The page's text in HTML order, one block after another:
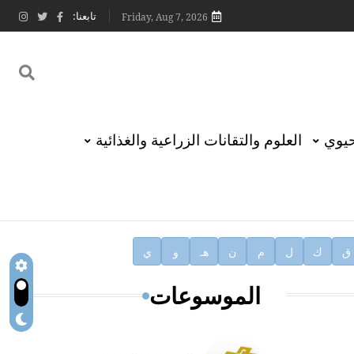
Friday, Aug 7, 2026 تابعنا:
العلوم والتقانات الزراعية والغذائية
ق ك ل م ن هـ و ي
الموسوعات